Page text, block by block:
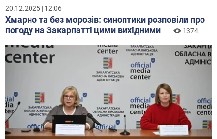
20.12.2025 | 12:06
Хмарно та без морозів: синоптики розповіли про
погоду на Закарпатті цими вихідними
1374